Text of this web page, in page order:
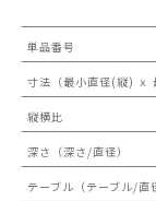
単品番号
寸法（最小直径(縦) ｘ
縦横比
深さ（深さ/直径）
テーブル（テーブル/直